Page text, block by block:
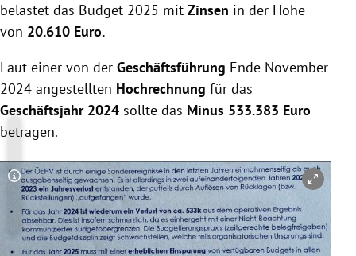
belastet das Budget 2025 mit Zinsen in der Höhe
von 20.610 Euro.
Laut einer von der Geschäftsführung Ende November
2024 angestellten Hochrechnung für das
Geschäftsjahr 2024 sollte das Minus 533.383 Euro
betragen.
Copyright-Hinweis öffnen/schließen